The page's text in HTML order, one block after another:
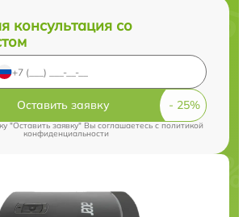
консультация со
Оставить заявку
"Оставить заявку" Вы соглашаетесь cполитикой
конфиденциальности